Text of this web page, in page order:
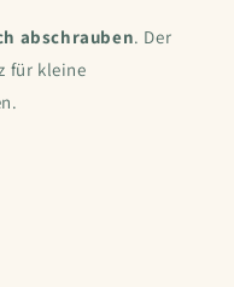
abschrauben. Der
für kleine